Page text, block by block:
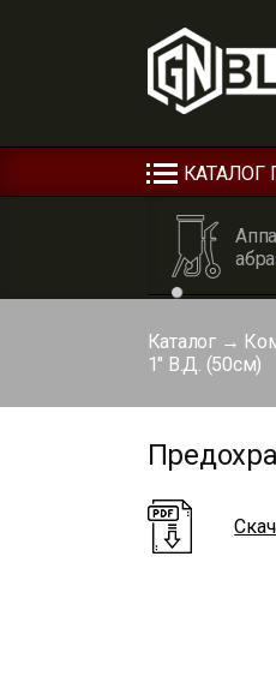
Каталог→
1″ В.Д. (50см)